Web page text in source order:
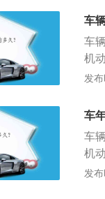
行
会
车
车
机
较
印
不
合
限
发
车
车
机
较
发